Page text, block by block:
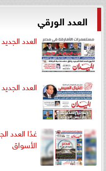
العدد الورقي
العدد الجديد
العدد الجديد
غدًا العدد
الأسواق